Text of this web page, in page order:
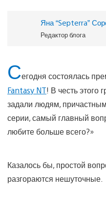
Яна “Septerra”
Редактор блога
Сегодня состоялась
Fantasy NT! В честь этого
задали людям, причастным
серии, самый главный
любите больше всего?»
Казалось бы, простой
разгораются нешуточные.